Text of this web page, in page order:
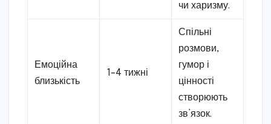
чи харизму.
Емоційна
близькість
1–4 тижні
Спільні
розмови,
гумор і
цінності
створюють
зв’язок.